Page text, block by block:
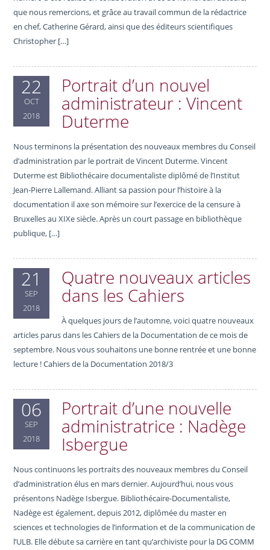
que nous remercions, et grâce au travail commun de la rédactrice
en chef, Catherine Gérard, ainsi que des éditeurs scientifiques
Christopher […]
22
OCT
2018
Portrait d’un nouvel
administrateur : Vincent
Duterme
Nous terminons la présentation des nouveaux membres du Conseil
d’administration par le portrait de Vincent Duterme. Vincent
Duterme est Bibliothécaire documentaliste diplômé de l’Institut
Jean-Pierre Lallemand. Alliant sa passion pour l’histoire à la
documentation il axe son mémoire sur l’exercice de la censure à
Bruxelles au XIXe siècle. Après un court passage en bibliothèque
publique, […]
21
SEP
2018
Quatre nouveaux articles
dans les Cahiers
À quelques jours de l’automne, voici quatre nouveaux
articles parus dans les Cahiers de la Documentation de ce mois de
septembre. Nous vous souhaitons une bonne rentrée et une bonne
lecture ! Cahiers de la Documentation 2018/3
06
SEP
2018
Portrait d’une nouvelle
administratrice : Nadège
Isbergue
Nous continuons les portraits des nouveaux membres du Conseil
d’administration élus en mars dernier. Aujourd’hui, nous vous
présentons Nadège Isbergue. Bibliothécaire-Documentaliste,
Nadège est également, depuis 2012, diplômée du master en
sciences et technologies de l’information et de la communication de
l’ULB. Elle débute sa carrière en tant qu’archiviste pour la DG COMM